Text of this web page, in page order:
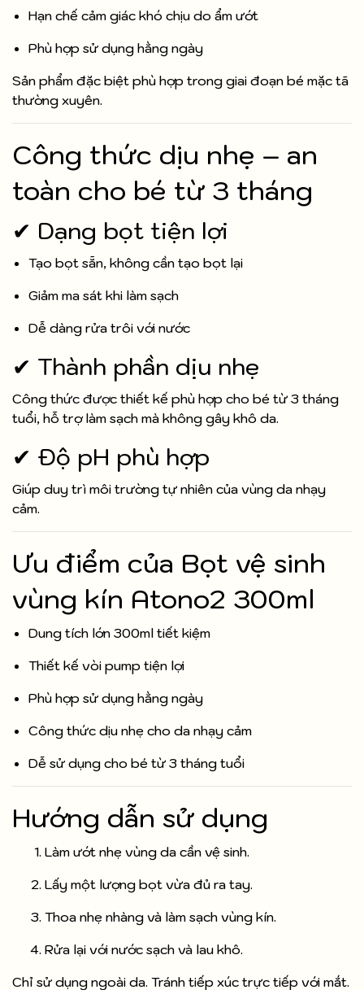
Hạn chế cảm giác khó chịu do ẩm ướt
Phù hợp sử dụng hằng ngày
Sản phẩm đặc biệt phù hợp trong giai đoạn bé mặc tã
thường xuyên.
Công thức dịu nhẹ – an
toàn cho bé từ 3 tháng
✔ Dạng bọt tiện lợi
Tạo bọt sẵn, không cần tạo bọt lại
Giảm ma sát khi làm sạch
Dễ dàng rửa trôi với nước
✔ Thành phần dịu nhẹ
Công thức được thiết kế phù hợp cho bé từ 3 tháng
tuổi, hỗ trợ làm sạch mà không gây khô da.
✔ Độ pH phù hợp
Giúp duy trì môi trường tự nhiên của vùng da nhạy
cảm.
Ưu điểm của Bọt vệ sinh
vùng kín Atono2 300ml
Dung tích lớn 300ml tiết kiệm
Thiết kế vòi pump tiện lợi
Phù hợp sử dụng hằng ngày
Công thức dịu nhẹ cho da nhạy cảm
Dễ sử dụng cho bé từ 3 tháng tuổi
Hướng dẫn sử dụng
Làm ướt nhẹ vùng da cần vệ sinh.
Lấy một lượng bọt vừa đủ ra tay.
Thoa nhẹ nhàng và làm sạch vùng kín.
Rửa lại với nước sạch và lau khô.
Chỉ sử dụng ngoài da. Tránh tiếp xúc trực tiếp với mắt.